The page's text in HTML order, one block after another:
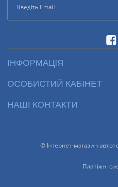
ІНФОРМАЦІЯ
ОСОБИСТИЙ КАБІНЕТ
НАШІ КОНТАКТИ
© Інтернет-магазин
Платіжні